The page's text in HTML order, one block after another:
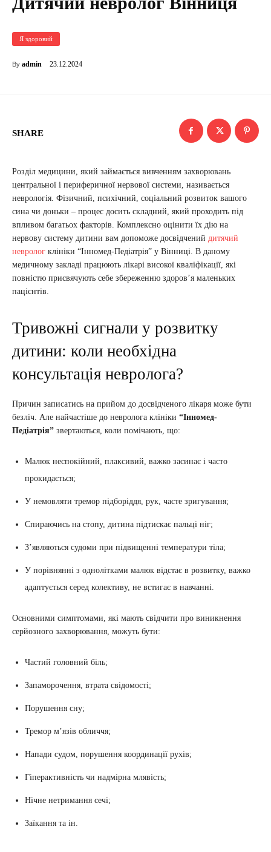
Я здоровий
By admin 23.12.2024
SHARE
Розділ медицини, який займається вивченням захворювань
центральної і периферичної нервової системи, називається
неврологія. Фізичний, психічний, соціальний розвиток вашого
сина чи доньки – процес досить складний, який проходить під
впливом багатьох факторів. Комплексно оцінити їх дію на
нервову систему дитини вам допоможе досвідчений дитячий
невролог клініки “Інномед-Педіатрія” у Вінниці. В даному
медичному закладі працюють лікарі високої кваліфікації, які
повністю присвячують себе збереженню здоров’я маленьких
пацієнтів.
Тривожні сигнали у розвитку
дитини: коли необхідна
консультація невролога?
Причин записатись на прийом до досвідченого лікаря може бути
безліч. Але найчастіше до невролога клініки “Інномед-
Педіатрія” звертаються, коли помічають, що:
Малюк неспокійний, плаксивий, важко засинає і часто
прокидається;
У немовляти тремор підборіддя, рук, часте зригування;
Спираючись на стопу, дитина підтискає пальці ніг;
З’являються судоми при підвищенні температури тіла;
У порівнянні з однолітками малюк відстає в розвитку, важко
адаптується серед колективу, не встигає в навчанні.
Основними симптомами, які мають свідчити про виникнення
серйозного захворювання, можуть бути:
Частий головний біль;
Запаморочення, втрата свідомості;
Порушення сну;
Тремор м’язів обличчя;
Напади судом, порушення координації рухів;
Гіперактивність чи надмірна млявість;
Нічне нетримання сечі;
Заїкання та ін.